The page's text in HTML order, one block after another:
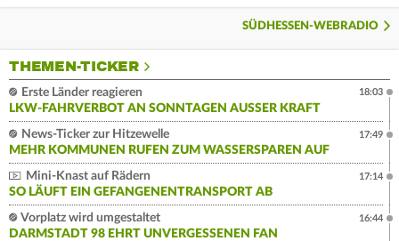
SÜDHESSEN-WEBRADIO
THEMEN-TICKER
Erste Länder reagieren
LKW-FAHRVERBOT AN SONNTAGEN AUSSER KRAFT
18:03
News-Ticker zur Hitzewelle
MEHR KOMMUNEN RUFEN ZUM WASSERSPAREN AUF
17:49
Mini-Knast auf Rädern
SO LÄUFT EIN GEFANGENENTRANSPORT AB
17:14
Vorplatz wird umgestaltet
DARMSTADT 98 EHRT UNVERGESSENEN FAN
16:44